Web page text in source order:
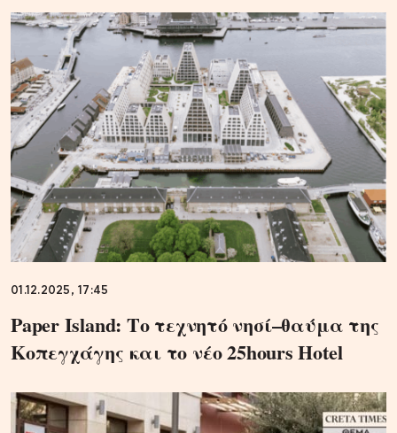
01.12.2025, 17:45
Paper Island: Το τεχνητό νησί–θαύμα της
Κοπεγχάγης και το νέο 25hours Hotel